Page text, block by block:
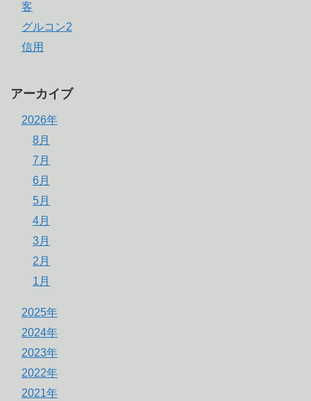
客
グルコン2
信用
アーカイブ
2026年
8月
7月
6月
5月
4月
3月
2月
1月
2025年
2024年
2023年
2022年
2021年